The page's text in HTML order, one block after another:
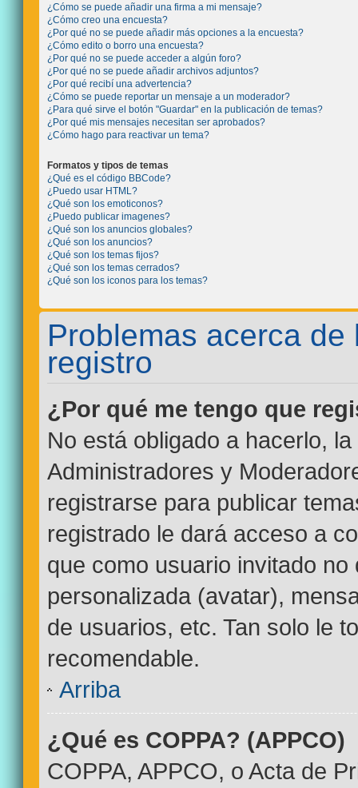
¿Cómo se puede añadir una firma a mi mensaje?
¿Cómo creo una encuesta?
¿Por qué no se puede añadir más opciones a la encuesta?
¿Cómo edito o borro una encuesta?
¿Por qué no se puede acceder a algún foro?
¿Por qué no se puede añadir archivos adjuntos?
¿Por qué recibí una advertencia?
¿Cómo se puede reportar un mensaje a un moderador?
¿Para qué sirve el botón "Guardar" en la publicación de temas?
¿Por qué mis mensajes necesitan ser aprobados?
¿Cómo hago para reactivar un tema?
Formatos y tipos de temas
¿Qué es el código BBCode?
¿Puedo usar HTML?
¿Qué son los emoticonos?
¿Puedo publicar imagenes?
¿Qué son los anuncios globales?
¿Qué son los anuncios?
¿Qué son los temas fijos?
¿Qué son los temas cerrados?
¿Qué son los iconos para los temas?
Problemas acerca
registro
¿Por qué me tengo que
No está obligado a hacerlo,
Administradores y
registrarse para publicar
registrado le dará acceso a
que como usuario invitado
personalizada (avatar),
de usuarios, etc. Tan solo le
recomendable.
Arriba
¿Qué es COPPA? (APPCO)
COPPA, APPCO, o Acta de